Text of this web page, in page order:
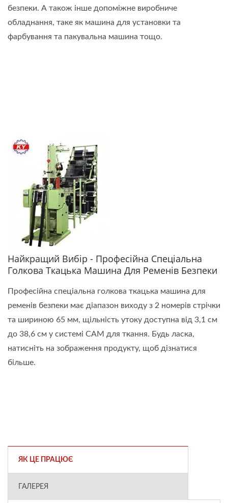
безпеки. А також інше допоміжне виробниче
обладнання, таке як машина для установки та
фарбування та пакувальна машина тощо.
Найкращий Вибір - Професійна Спеціальна
Голкова Ткацька Машина Для Ременів Безпеки
Професійна спеціальна голкова ткацька машина для
ременів безпеки має діапазон виходу з 2 номерів стрічки
та шириною 65 мм, щільність утоку доступна від 3,1 см
до 38,6 см у системі CAM для ткання. Будь ласка,
натисніть на зображення продукту, щоб дізнатися
більше.
ЯК ЦЕ ПРАЦЮЄ
ГАЛЕРЕЯ